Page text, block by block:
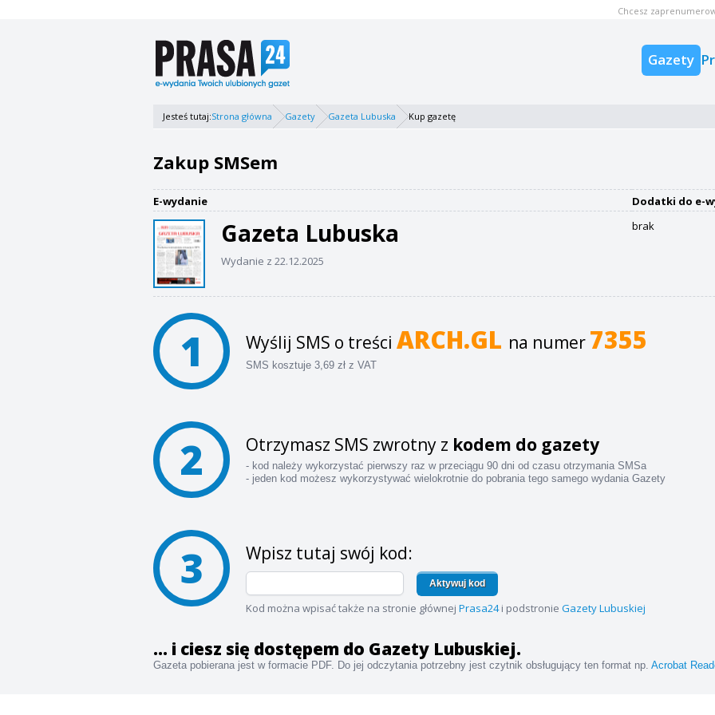
Gazety
Chcesz
Jesteś tutaj:Strona główna Gazety Gazeta Lubuska Kup gazetę
Zakup SMSem
E-wydanie
Gazeta Lubuska
Wydanie z 22.12.2025
Dodatki do e-
brak
1 Wyślij SMS o treści ARCH.GL na numer 7355
SMS kosztuje 3,69 zł z VAT
2 Otrzymasz SMS zwrotny z kodem do gazety
- kod należy wykorzystać pierwszy raz w przeciągu 90 dni od czasu otrzymania SMSa
- jeden kod możesz wykorzystywać wielokrotnie do pobrania tego samego wydania Gazety
3 Wpisz tutaj swój kod:
Aktywuj kod
Kod można wpisać także na stronie głównej Prasa24i podstronie Gazety Lubuskiej
... i ciesz się dostępem do Gazety Lubuskiej.
Gazeta pobierana jest w formacie PDF. Do jej odczytania potrzebny jest czytnik obsługujący ten format np. Acrobat